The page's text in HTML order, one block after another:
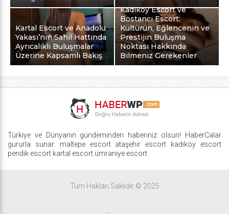
Kartal Escort ve Anadolu
Yakası’nın Sahil Hattında
Ayrıcalıklı Buluşmalar
Üzerine Kapsamlı Bakış
Kadıköy Escort ve
Bostancı Escort:
Kültürün, Eğlencenin ve
Prestijin Buluşma
Noktası Hakkında
Bilmeniz Gerekenler
Türkiye ve Dünyanın gündeminden haberiniz olsun! HaberCalar
gururla sunar. maltepe escort ataşehir escort
kadıköy escort
pendik escort kartal escort ümraniye escort
Tüm Hakları Saklıdır © 2025